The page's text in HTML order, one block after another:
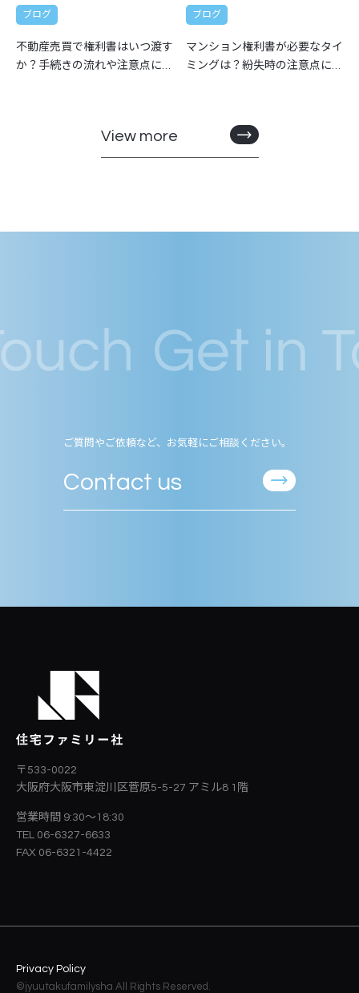
ブログ
不動産売買で権利書はいつ渡す
か？手続きの流れや注意点につ
ブログ
マンション権利書が必要なタイ
ミングは？紛失時の注意点につ
View more
ご質問やご依頼など、お気軽にご相談ください。
Contact us
〒533-0022
大阪府大阪市東淀川区菅原5-5-27 アミル8 1階
営業時間 9:30～18:30
TEL 06-6327-6633
FAX 06-6321-4422
Privacy Policy
©jyuutakufamilysha All Rights Reserved.